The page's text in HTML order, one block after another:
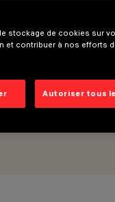
stockage de cookies sur
et contribuer à nos efforts
Autoriser tous